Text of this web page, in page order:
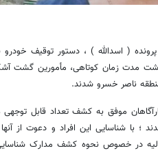
( اسدالله ) ، دستور توقیف خودرو
زمان کوتاهی، مأمورین گشت
ناصر خسرو شدند.
موفق به کشف تعداد قابل
های جوان ( با میانگین سنی ۳۰ سال) شدند ؛ با شناسایی این افراد
اولیه در خصوص نحوه کشف مدارک